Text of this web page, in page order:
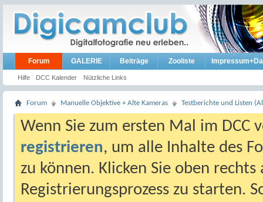
Forum
Hilfe DCC Kalender Nützliche Links
GALERIE Beiträge Zooliste
Forum Manuelle Objektive + Alte Kameras Testberichte und Listen
Wenn Sie zum ersten Mal im DCC
registrieren, um alle Inhalte des
zu können. Klicken Sie oben
Registrierungsprozess zu starten.